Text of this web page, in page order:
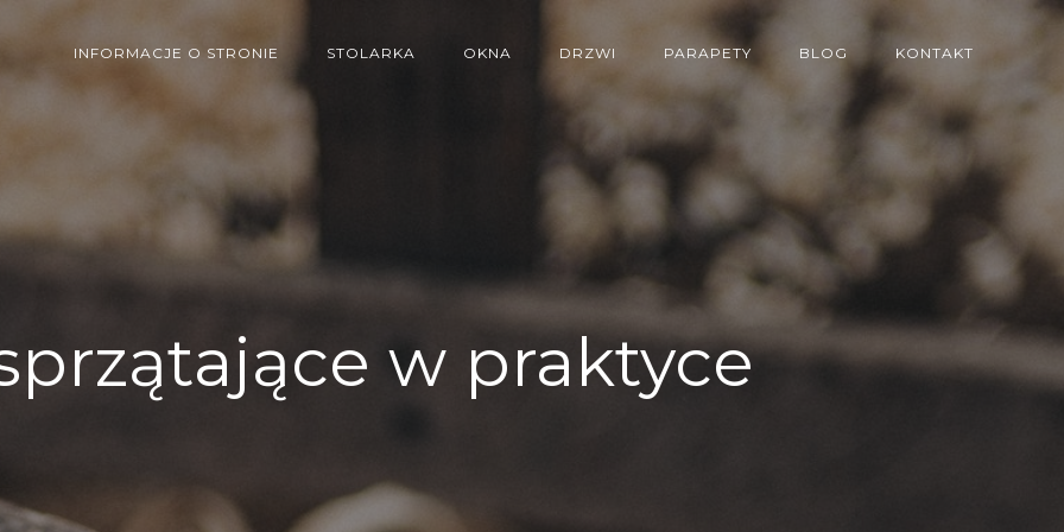
INFORMACJE O STRONIE STOLARKA OKNA DRZWI PARAPETY BLOG KONTAKT
w praktyce